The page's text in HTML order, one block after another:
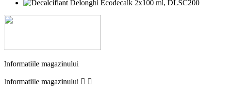
Informatiile magazinului
Informatiile magazinului  